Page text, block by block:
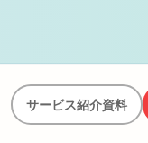
サービス紹介資料